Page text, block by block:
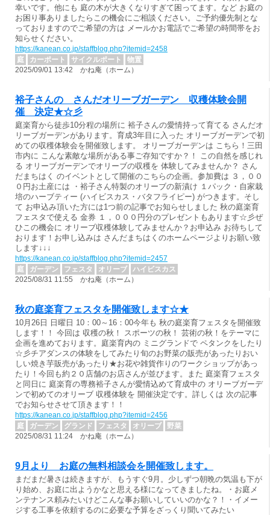
幸いです。他にも 庭の木が大きくなりすぎて困ってます。など お庭の
お困り事ありましたらこの機会にご相談ください。ご予約優先制とな
っておりますのでご希望の方は メールかお電話でご希望の時間帯をお
知らせください。
https://kanean.co.jp/staffblog.php?itemid=2458
庭
カーポート サイクルポート
物置
2025/09/01 13:42 かね庵（ホーム）
裕子さんの さんだオリーブガーデン 収穫体験会開
催 決定★☆彡
庭楽育から徒歩10分程の場所に 裕子さんの愛情持って育てる さんだオ
リーブガーデンがあります。育成3年目に入った オリーブガーデンで初
めての収穫体験会を開催致します。 オリーブガーデンは こちら！三田
市内に こんな素敵な場所がある事ご存知ですか？！ この自然を感じれ
る オリーブガーデンでオリーブの収穫を 体験してみませんか？ さん
だまちはく のイベントとして開催のこちらの企画。参加費は ３，００
０円お土産には ・裕子さん特製のオリーブの新漬け １パック・自家栽
培のハーブティー (ハイビスカス・バタフライピー) がつきます。そし
て お申込み頂いた方には1つ前の記事でお知らせしました 秋の庭楽育
フェスタで使える 金券 １，０００円分のプレゼントもあります☆彡ぜ
ひこの機会に オリーブ収穫体験してみませんか？お申込み お待ちして
おります！お申し込みは さんだまちはくのホームページよりお願い致
します↓↓↓
https://kanean.co.jp/staffblog.php?itemid=2457
庭
ガーデン フェスタ オリーブ
ハイビスカス
2025/08/31 11:55 かね庵（ホーム）
秋の庭楽育フェスタを開催致します☆★
10月26日 日曜日 10：00～16：00今年も 秋の庭楽育フェスタを開催致
します！！ 今回は 収穫の秋！ スポーツの秋！ 芸術の秋！をテーマに
企画を進めております。庭楽育内の ミニグランドで ペタンクをしたり
☆彡チアダンスの体験をしてみたり旬のお野菜の販売があったりおい
しい焼き芋販売があったり★お花や雑貨作りのワークショップがあっ
たり！今回も約２０店舗のお店さんが並びます。また 庭楽育フェスタ
と同日に 庭楽育の専務裕子さんが愛情込めて育成中の オリーブガーデ
ンで初めてのオリーブ 収穫体験を 開催決定です。詳しくは 次の記事
でお知らせさせて頂きます！！
https://kanean.co.jp/staffblog.php?itemid=2456
庭
ガーデン グランド フェスタ オリーブ
野菜
2025/08/31 11:24 かね庵（ホーム）
9月より お庭の無料相談会を開催致します。
まだまだ暑さは続きますが、もうすぐ9月。少しずつ朝晩の気温も下が
り始め、お庭に出ようかなと思える様になってきましたね。・お庭メ
ンテナンス頼みたいけどこんな事お願いしていいのかな？！・イメー
ジする工事を依頼するのに必要な予算をざっくり聞いてみたい